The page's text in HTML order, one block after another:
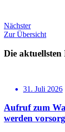
Nächster
Zur Übersicht
Die aktuellsten
31. Juli 2026
Aufruf zum
werden